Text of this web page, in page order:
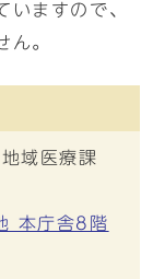
いますので、
ん。
域医療課
本庁舎8階